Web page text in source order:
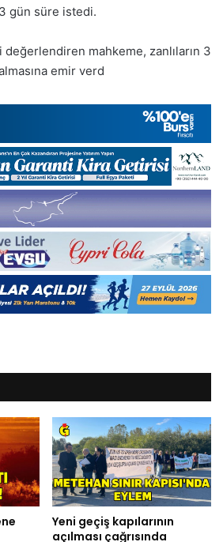
gün süre istedi.
mahkeme, zanlıların 3
emir verd
Yeni geçiş kapılarının
açılması çağrısında